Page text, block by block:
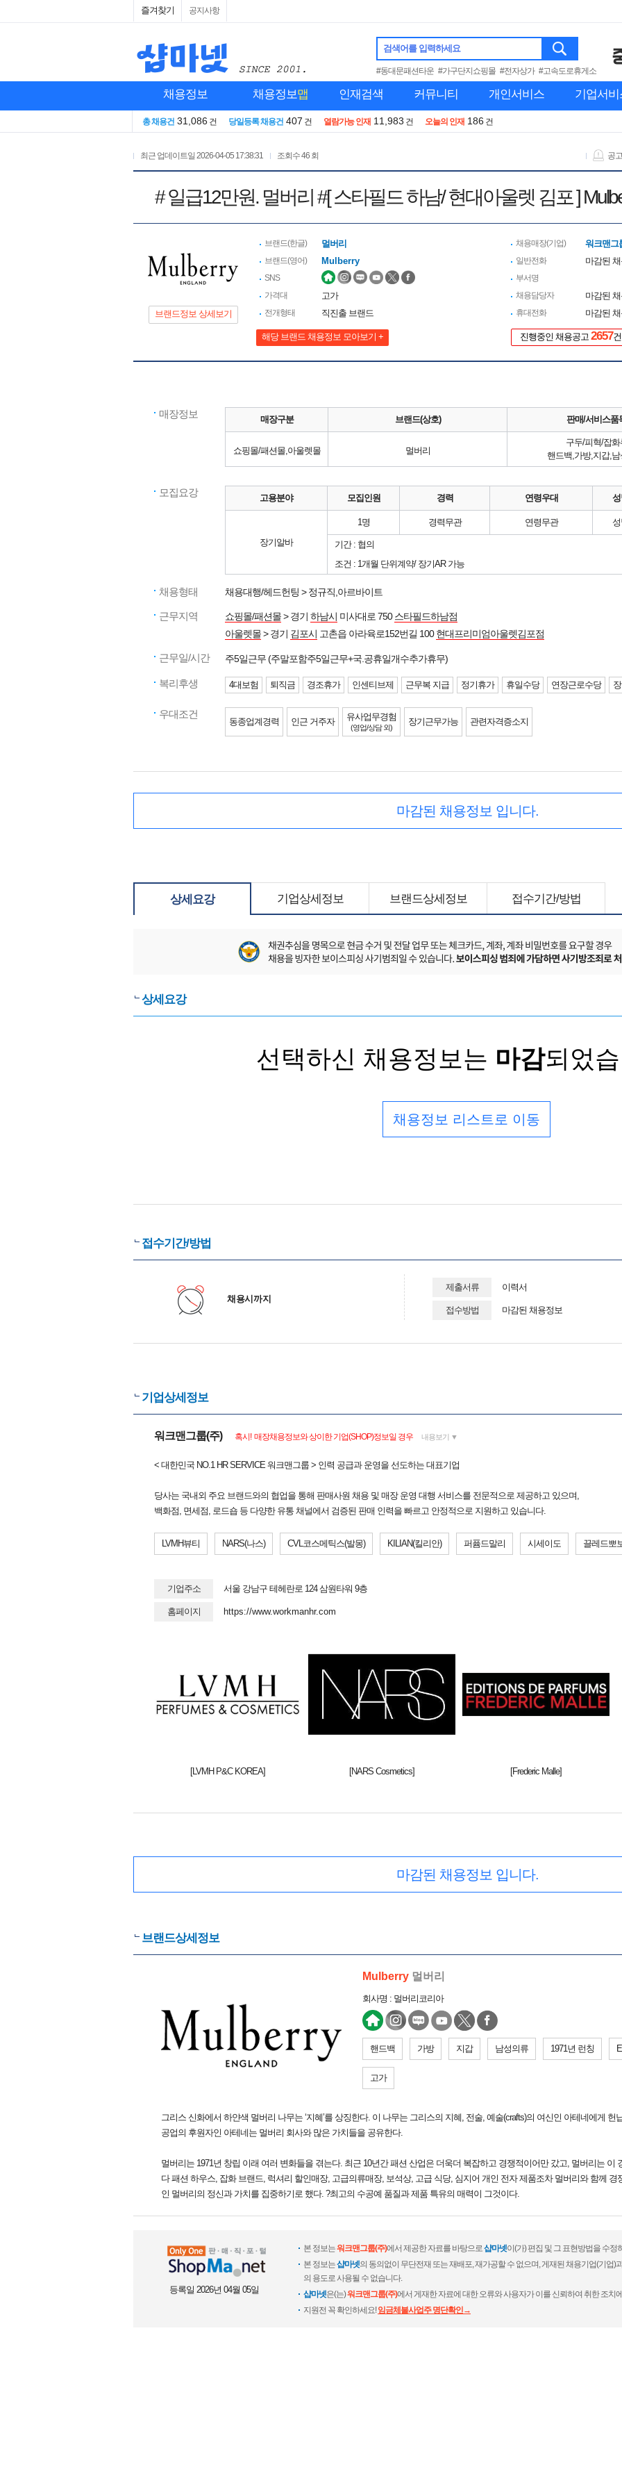
즐겨찾기 공지사항
검색어를 입력하세요
#동대문패션타운 #가구단지쇼핑몰 #전자상가 #고속도로휴게소
채용정보 채용정보맵 인재검색 커뮤니티 개인서비스 기업서비
총 채용건 31,086 건 당일등록 채용건 407 건 열람가능 인재 11,983 건 오늘의 인재 186 건
최근 업데이트일 2026-04-05 17:38:31 조회수46 회 공
# 일급12만원. 멀버리 #[ 스타필드 하남/ 현대아울렛 김포 ]
브랜드정보 상세보기
브랜드(한글) 멀버리
브랜드(영어) Mulberry
SNS
가격대
고가
전개형태 직진출 브랜드
해당 브랜드 채용정보 모아보기 +
채용매장(기업) 워크맨그
일반전화 마감된
부서명
채용담당자
마감된
휴대전화 마감된
진행중인 채용공고 2657건
매장정보 매장구분 브랜드(상호) 판매/서비스품
쇼핑몰/패션몰,아울렛몰 멀버리
구두/피혁/잡화
핸드백,가방,지갑,남
모집요강 고용분야 모집인원 경력 연령우대
장기알바
1명 경력무관 연령무관
기간 : 협의
조건 : 1개월 단위계약/ 장기AR 가능
채용형태 채용대행/헤드헌팅 > 정규직,아르바이트
근무지역 쇼핑몰/패션몰> 경기 하남시 미사대로 750스타필드하남점
아울렛몰> 경기 김포시 고촌읍 아라육로152번길 100현대프리미엄아울렛김포점
근무일/시간 주5일근무 (주말포함주5일근무+국.공휴일개수추가휴무)
복리후생 4대보험 퇴직금 경조휴가 인센티브제 근무복 지급 정기휴가 휴일수당 연장근로수당
우대조건
동종업계경력 인근 거주자 유사업무경험
(영업/상담 외)
장기근무가능 관련자격증소지
마감된 채용정보 입니다.
상세요강 기업상세정보 브랜드상세정보 접수기간/방법
상세요강
선택하신 채용정보는 마감되었
채용정보 리스트로 이동
접수기간/방법
채용시까지
제출서류 이력서
접수방법 마감된 채용정보
기업상세정보
워크맨그룹(주) 혹시! 매장채용정보와 상이한 기업(SHOP)정보일 경우 내용보기 ▼
< 대한민국 NO.1 HR SERVICE 워크맨그룹 > 인력 공급과 운영을 선도하는 대표기업
당사는 국내외 주요 브랜드와의 협업을 통해 판매사원 채용 및 매장 운영 대행 서비스를 전문적으로 제공하고 있으며,
백화점, 면세점, 로드숍 등 다양한 유통 채널에서 검증된 판매 인력을 빠르고 안정적으로 지원하고 있습니다.
LVMH뷰티 NARS(나스) CVL코스메틱스(발몽) KILIAN(킬리안) 퍼퓸드말리 시세이도 끌레드뽀
기업주소 서울 강남구 테헤란로 124 삼원타워 9층
홈페이지 https://www.workmanhr.com
[LVMH P&C KOREA] [NARS Cosmetics] [Frederic Malle]
마감된 채용정보 입니다.
브랜드상세정보
Mulberry 멀버리
회사명 : 멀버리코리아
핸드백 가방 지갑 남성의류 1971년 런칭
고가
그리스 신화에서 하얀색 멀버리 나무는 ‘지혜’를 상징한다. 이 나무는 그리스의 지혜, 전술, 예술(crafts)의 여신인 아테네에게
공업의 후원자인 아테네는 멀버리 회사와 많은 가치들을 공유한다.
멀버리는 1971년 창립 이래 여러 변화들을 겪는다. 최근 10년간 패션 산업은 더욱더 복잡하고 경쟁적이어만 갔고, 멀버리는 이
다 패션 하우스, 잡화 브랜드, 럭셔리 할인매장, 고급의류매장, 보석상, 고급 식당, 심지어 개인 전자 제품조차 멀버리와 함께
인 멀버리의 정신과 가치를 집중하기로 했다. ?최고의 수공예 품질과 제품 특유의 매력이 그것이다.
등록일 2026년 04월 05일
본 정보는워크맨그룹(주)에서 제공한 자료를 바탕으로샵마넷이(가) 편집 및 그 표현방법을 수정
본 정보는샵마넷의 동의없이 무단전재 또는 재배포, 재가공할 수 없으며, 게재된 채용기업(기업)
의 용도로 사용될 수 없습니다.
샵마넷은(는)워크맨그룹(주)에서 게재한 자료에 대한 오류와 사용자가 이를 신뢰하여 취한 조치
지원전 꼭 확인하세요!임금체불사업주 명단확인→